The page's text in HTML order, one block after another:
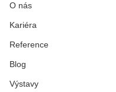
O nás
Kariéra
Reference
Blog
Výstavy